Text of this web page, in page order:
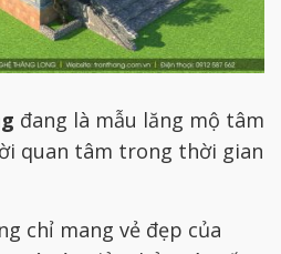
đang là mẫu lăng mộ tâm
quan tâm trong thời gian
chỉ mang vẻ đẹp của